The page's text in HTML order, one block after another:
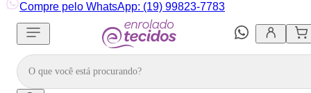
Compre pelo WhatsApp: (19) 99823-7783